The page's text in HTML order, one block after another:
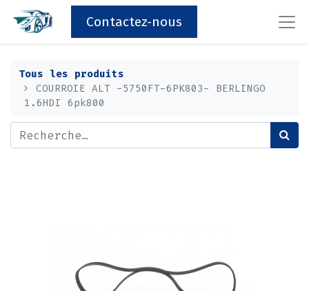
Contactez-nous
Tous les produits
COURROIE ALT -5750FT-6PK803- BERLINGO
1.6HDI 6pk800